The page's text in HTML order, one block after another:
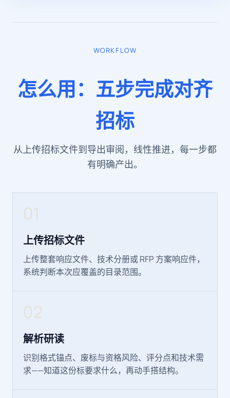
WORKFLOW
怎么用：五步完成对齐
招标
从上传招标文件到导出审阅，线性推进，每一步都
有明确产出。
01
上传招标文件
上传整套响应文件、技术分册或 RFP 方案响应件，
系统判断本次应覆盖的目录范围。
02
解析研读
识别格式锚点、废标与资格风险、评分点和技术需
求——知道这份标要求什么，再动手搭结构。